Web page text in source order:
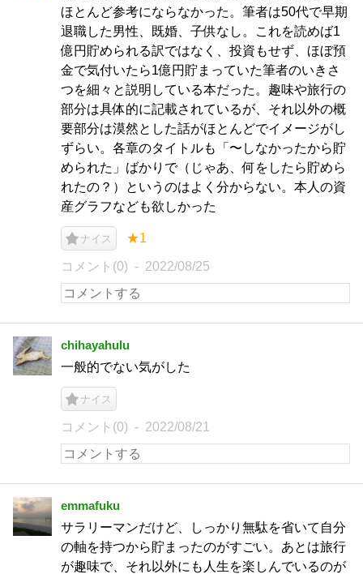
ほとんど参考にならなかった。筆者は50代で早期
退職した男性、既婚、子供なし。これを読めば1
億円貯められる訳ではなく、投資もせず、ほぼ預
金で気付いたら1億円貯まっていた筆者のいきさ
つを細々と説明している本だった。趣味や旅行の
部分は具体的に記載されているが、それ以外の概
要部分は漠然とした話がほとんどでイメージがし
ずらい。各章のタイトルも「〜しなかったから貯
められた」ばかりで（じゃあ、何をしたら貯めら
れたの？）というのはよく分からない。本人の資
産グラフなども欲しかった
ナイス ★1
コメント(0) 2022/08/25
chihayahulu
一般的でない気がした
ナイス
コメント(0) 2022/08/21
emmafuku
サラリーマンだけど、しっかり無駄を省いて自分
の軸を持つから貯まったのがすごい。あとは旅行
が趣味で、それ以外にも人生を楽しんでいるのが